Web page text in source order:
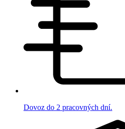
Dovoz do 2 pracovných dní.